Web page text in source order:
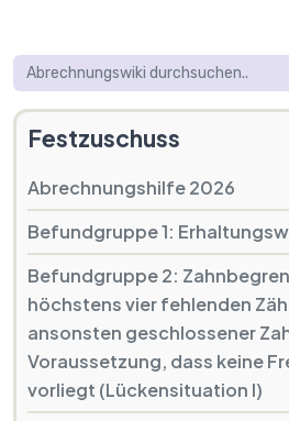
Festzuschuss
Abrechnungshilfe 2026
Befundgruppe 1:
Befundgruppe 2:
höchstens vier fehlenden
ansonsten geschlossener
Voraussetzung, dass keine
vorliegt (Lückensituation I)